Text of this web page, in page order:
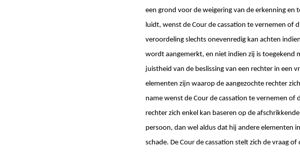
een grond voor de weigering van de erkenning
luidt, wenst de Cour de cassation te vernemen of
veroordeling slechts onevenredig kan achten
wordt aangemerkt, en niet indien zij is toegekend
juistheid van de beslissing van een rechter in een
elementen zijn waarop de aangezochte rechter
name wenst de Cour de cassation te vernemen
rechter zich enkel kan baseren op de
persoon, dan wel aldus dat hij andere elementen
schade. De Cour de cassation stelt zich de vraag